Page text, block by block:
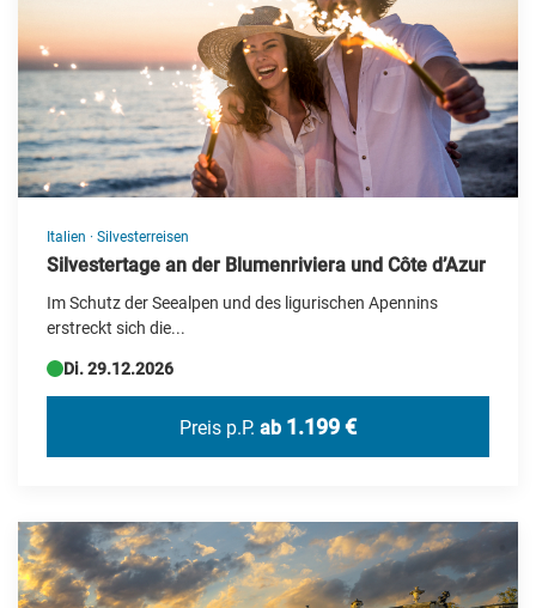
Italien · Silvesterreisen
Silvestertage an der Blumenriviera und Côte d’Azur
Im Schutz der Seealpen und des ligurischen Apennins
erstreckt sich die...
Di. 29.12.2026
Preis p.P. ab 1.199 €